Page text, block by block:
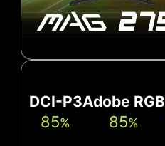
DCI-P3
85%
Adobe RGB
85%